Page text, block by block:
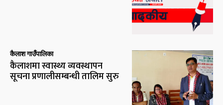
कैलाश गाउँपालिका
कैलाशमा स्वास्थ्य व्यवस्थापन
सूचना प्रणालीसम्बन्धी तालिम सुरु